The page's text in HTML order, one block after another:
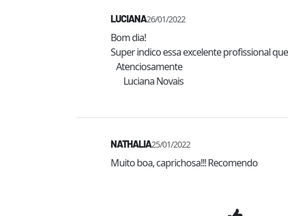
LUCIANA26/01/2022
Bom dia!
Super indico essa excelente profissional
NATHALIA25/01/2022
Muito boa, caprichosa!!! Recomendo